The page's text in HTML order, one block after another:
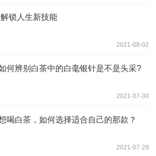
锁人生新技能
2021-08-02
何辨别白茶中的白毫银针是不是头采?
2021-07-30
喝白茶，如何选择适合自己的那款？
2021-07-29